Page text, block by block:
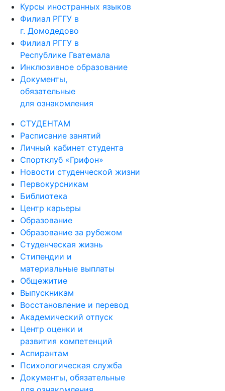
Курсы иностранных языков
Филиал РГГУ в
г. Домодедово
Филиал РГГУ в
Республике Гватемала
Инклюзивное образование
Документы,
обязательные
для ознакомления
СТУДЕНТАМ
Расписание занятий
Личный кабинет студента
Спортклуб «Грифон»
Новости студенческой жизни
Первокурсникам
Библиотека
Центр карьеры
Образование
Образование за рубежом
Студенческая жизнь
Стипендии и
материальные выплаты
Общежитие
Выпускникам
Восстановление и перевод
Академический отпуск
Центр оценки и
развития компетенций
Аспирантам
Психологическая служба
Документы, обязательные